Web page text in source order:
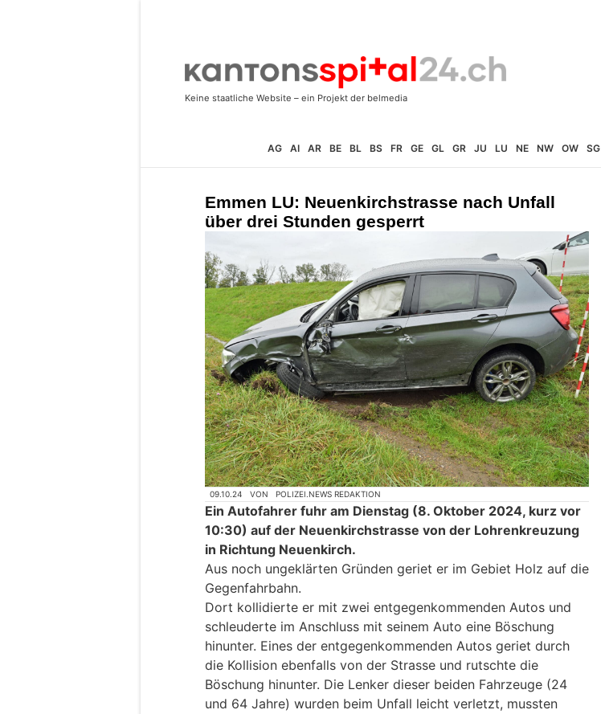
AG AI AR BE BL BS FR GE GL GR JU LU NE NW OW SG
Emmen LU: Neuenkirchstrasse nach Unfall
über drei Stunden gesperrt
09.10.24 VON POLIZEI.NEWS REDAKTION
Ein Autofahrer fuhr am Dienstag (8. Oktober 2024, kurz vor
10:30) auf der Neuenkirchstrasse von der Lohrenkreuzung
in Richtung Neuenkirch.
Aus noch ungeklärten Gründen geriet er im Gebiet Holz auf die
Gegenfahrbahn.
Dort kollidierte er mit zwei entgegenkommenden Autos und
schleuderte im Anschluss mit seinem Auto eine Böschung
hinunter. Eines der entgegenkommenden Autos geriet durch
die Kollision ebenfalls von der Strasse und rutschte die
Böschung hinunter. Die Lenker dieser beiden Fahrzeuge (24
und 64 Jahre) wurden beim Unfall leicht verletzt, mussten